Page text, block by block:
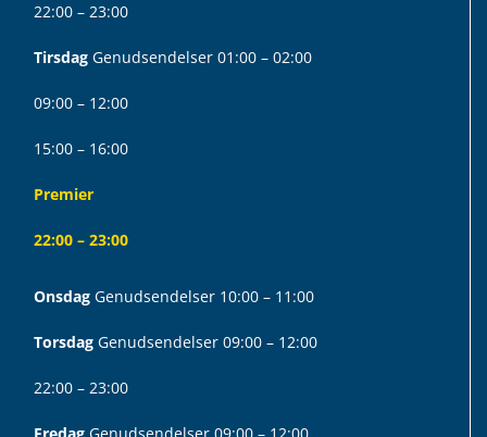
22:00 – 23:00
Tirsdag Genudsendelser 01:00 – 02:00
09:00 – 12:00
15:00 – 16:00
Premier
22:00 – 23:00
Onsdag Genudsendelser 10:00 – 11:00
Torsdag Genudsendelser 09:00 – 12:00
22:00 – 23:00